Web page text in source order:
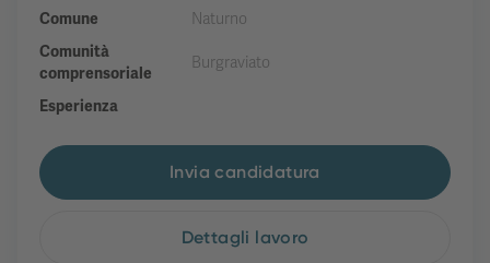
Comune
Naturno
Comunità
comprensoriale
Burgraviato
Esperienza
Invia candidatura
Dettagli lavoro